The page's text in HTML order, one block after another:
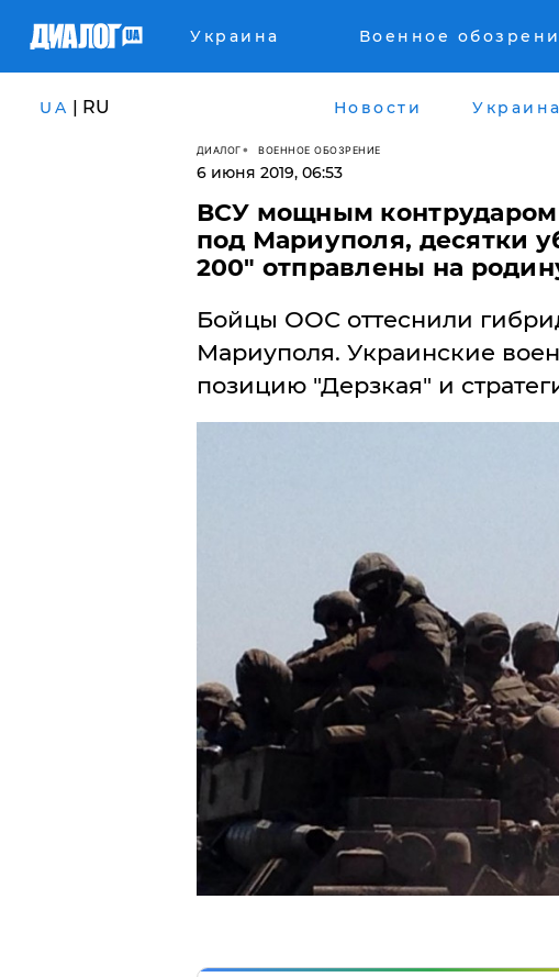
Украина Военное
UA | RU Новости Украина
ДИАЛОГ ВОЕННОЕ ОБОЗРЕНИЕ
6 июня 2019, 06:53
​ВСУ мощным
под Мариуполя, десятки
200" отправлены на
Бойцы ООС оттеснили
Мариуполя. Украинские
позицию "Дерзкая" и